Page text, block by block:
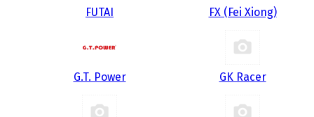
FUTAI FX (Fei Xiong)
G.T. Power GK Racer